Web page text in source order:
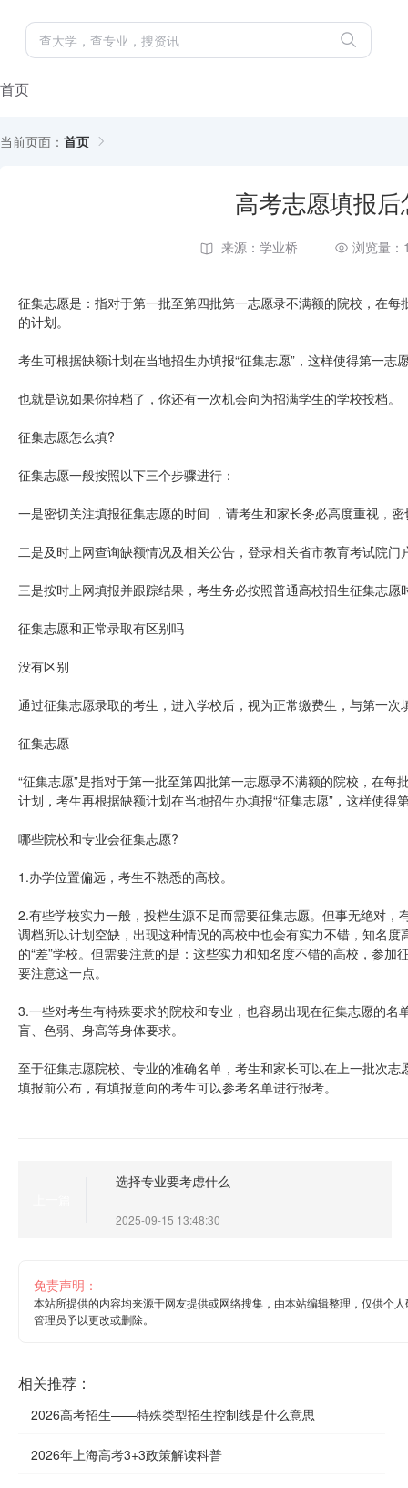
首页
当前页面： 首页
高考志愿填报
来源：学业桥 浏览量：
征集志愿是：指对于第一批至第四批第一志愿录不满额的院校，在
的计划。
考生可根据缺额计划在当地招生办填报“征集志愿”，这样使得第一
也就是说如果你掉档了，你还有一次机会向为招满学生的学校投档。
征集志愿怎么填?
征集志愿一般按照以下三个步骤进行：
一是密切关注填报征集志愿的时间 ，请考生和家长务必高度重视，
二是及时上网查询缺额情况及相关公告，登录相关省市教育考试院
三是按时上网填报并跟踪结果，考生务必按照普通高校招生征集志
征集志愿和正常录取有区别吗
没有区别
通过征集志愿录取的考生，进入学校后，视为正常缴费生，与第一次
征集志愿
“征集志愿”是指对于第一批至第四批第一志愿录不满额的院校，在
计划，考生再根据缺额计划在当地招生办填报“征集志愿”，这样使
哪些院校和专业会征集志愿?
1.办学位置偏远，考生不熟悉的高校。
2.有些学校实力一般，投档生源不足而需要征集志愿。但事无绝对
调档所以计划空缺，出现这种情况的高校中也会有实力不错，知名
的“差”学校。但需要注意的是：这些实力和知名度不错的高校，参
要注意这一点。
3.一些对考生有特殊要求的院校和专业，也容易出现在征集志愿的
盲、色弱、身高等身体要求。
至于征集志愿院校、专业的准确名单，考生和家长可以在上一批次
填报前公布，有填报意向的考生可以参考名单进行报考。
选择专业要考虑什么
2025-09-15 13:48:30
免责声明：
本站所提供的内容均来源于网友提供或网络搜集，由本站编辑整理，仅供个
管理员予以更改或删除。
相关推荐：
2026高考招生——特殊类型招生控制线是什么意思
2026年上海高考3+3政策解读科普